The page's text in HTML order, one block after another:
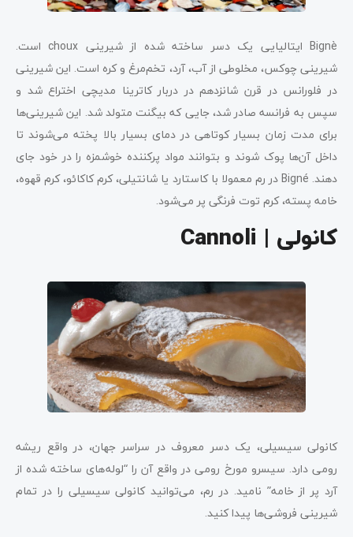
Bignè ایتالیایی یک دسر ساخته شده از شیرینی choux است.
شیرینی چوکس، مخلوطی از آب، آرد، تخم‌مرغ و کره است. این شیرینی
در فلورانس در قرن شانزدهم در دربار کاترینا مدیچی اختراع شد و
سپس به فرانسه صادر شد، جایی که بیگنت متولد شد. این شیرینی‌ها
برای مدت زمان بسیار کوتاهی در دمای بسیار بالا پخته می‌شوند تا
داخل آن‌ها پوک شوند و بتوانند مواد پرکننده خوشمزه را در خود جای
دهند. Bigné در رم معمولا با کاستارد یا شانتیلی، کرم کاکائو، کرم قهوه،
خامه پسته، کرم توت فرنگی پر می‌شود.
کانولی | Cannoli
کانولی سیسیلی، یک دسر معروف در سراسر جهان، در واقع ریشه
رومی دارد. سیسرو مورخ رومی در واقع آن را “لوله‌های ساخته شده از
آرد پر از خامه” نامید. در رم، می‌توانید کانولی سیسیلی را در تمام
شیرینی فروشی‌ها پیدا کنید.